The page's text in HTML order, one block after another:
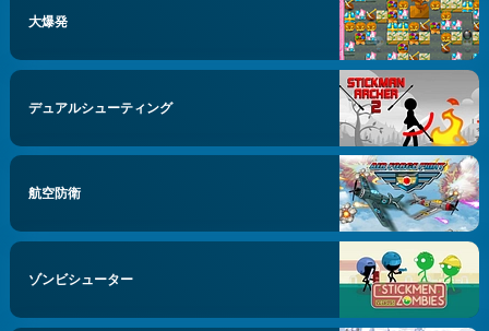
大爆発
デュアルシューティング
航空防衛
ゾンビシューター